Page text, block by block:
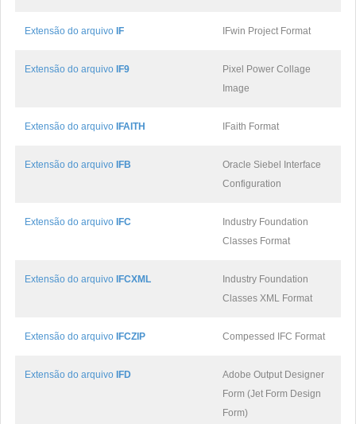
Extensão do arquivo IF IFwin Project Format
Extensão do arquivo IF9
Pixel Power Collage
Image
Extensão do arquivo IFAITH IFaith Format
Extensão do arquivo IFB
Oracle Siebel Interface
Configuration
Extensão do arquivo IFC
Industry Foundation
Classes Format
Extensão do arquivo IFCXML
Industry Foundation
Classes XML Format
Extensão do arquivo IFCZIP Compessed IFC Format
Extensão do arquivo IFD
Adobe Output Designer
Form (Jet Form Design
Form)